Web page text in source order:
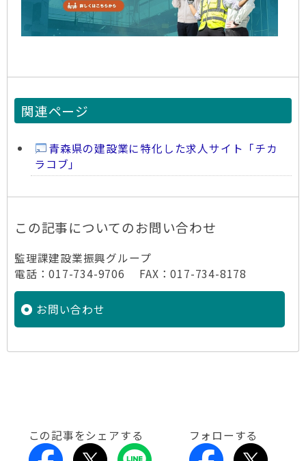
関連ページ
青森県の建設業に特化した求人サイト「チカ
ラコブ」
この記事についてのお問い合わせ
監理課建設業振興グループ
電話：017-734-9706 FAX：017-734-8178
お問い合わせ
この記事をシェアする フォローする